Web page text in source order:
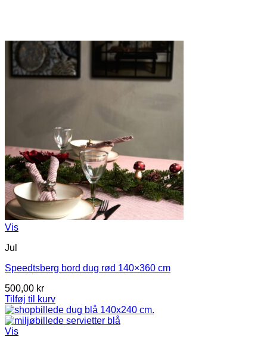
Vis
Jul
Speedtsberg bord dug rød 140×360 cm
500,00 kr
Tilføj til kurv
Vis